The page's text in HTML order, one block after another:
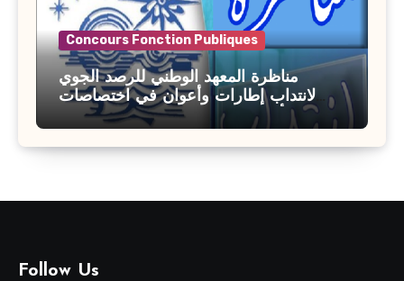
Concours Fonction Publiques
مناظرة المعهد الوطني للرصد الجوي
لانتداب إطارات وأعوان في اختصاصات
مختلفة : أخر اجل للترشح 27 جويلية 2026
Follow Us